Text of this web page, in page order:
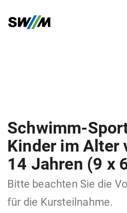
Schwimm-
Kinder im Alter
14 Jahren (9 x
Bitte beachten Sie die
für die Kursteilnahme.